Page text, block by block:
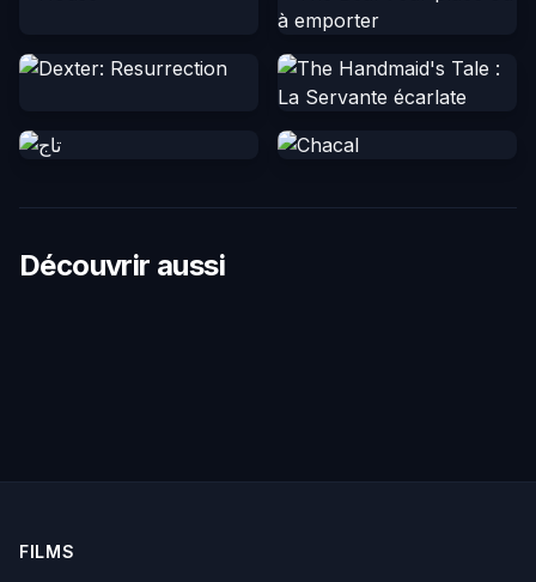
Découvrir aussi
FILMS